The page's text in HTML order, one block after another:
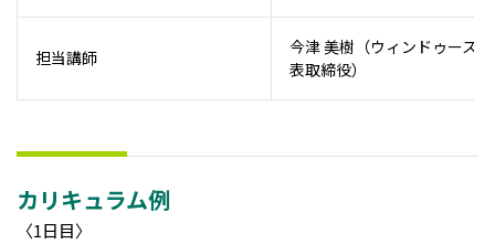
担当講師
今津 美樹（ウィンドゥース 代
表取締役）
カリキュラム例
〈1日目〉